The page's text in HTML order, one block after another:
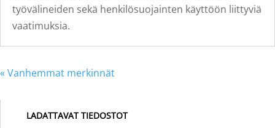
työvälineiden sekä henkilösuojainten käyttöön liittyviä
vaatimuksia.
« Vanhemmat merkinnät
LADATTAVAT TIEDOSTOT